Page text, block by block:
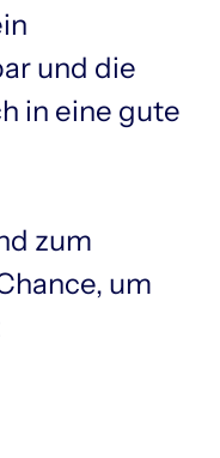
und die
in eine gute
zum
um